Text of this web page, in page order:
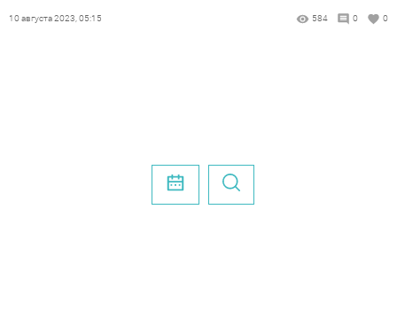
10 августа 2023, 05:15 584 0 0